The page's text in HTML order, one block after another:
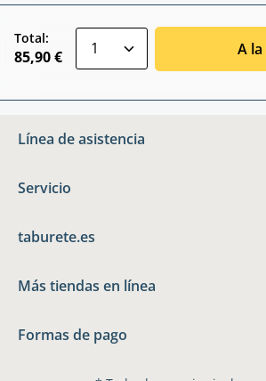
Total:
85,90 € A
Línea de asistencia
Servicio
taburete.es
Más tiendas en línea
Formas de pago